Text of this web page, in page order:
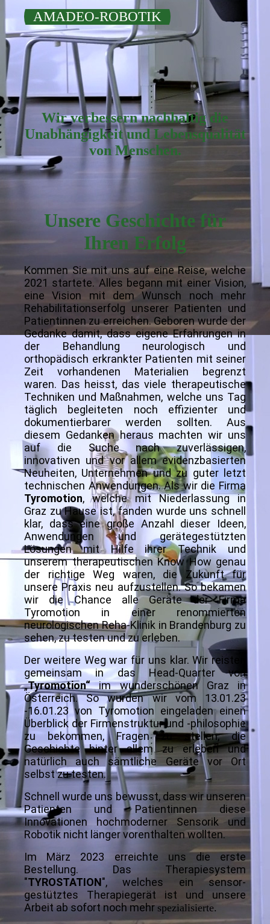
AMADEO-ROBOTIK
Wir verbessern nachhaltig die
Unabhängigkeit und Lebensqualität
von Menschen.
Unsere Geschichte für
Ihren Erfolg
Kommen Sie mit uns auf eine Reise, welche
2021 startete. Alles begann mit einer Vision,
eine Vision mit dem Wunsch noch mehr
Rehabilitationserfolg unserer Patienten und
Patientinnen zu erreichen. Geboren wurde der
Gedanke damit, dass eigene Erfahrungen in
der Behandlung neurologisch und
orthopädisch erkrankter Patienten mit seiner
Zeit vorhandenen Materialien begrenzt
waren. Das heisst, das viele therapeutische
Techniken und Maßnahmen, welche uns Tag
täglich begleiteten noch effizienter und
dokumentierbarer werden sollten. Aus
diesem Gedanken heraus machten wir uns
auf die Suche nach zuverlässigen,
innovativen und vor allem evidenzbasierten
Neuheiten, Unternehmen und zu guter letzt
technischen Anwendungen. Als wir die Firma
Tyromotion, welche mit Niederlassung in
Graz zu Hause ist, fanden wurde uns schnell
klar, dass eine große Anzahl dieser Ideen,
Anwendungen und gerätegestützten
Lösungen mit Hilfe ihrer Technik und
unserem therapeutischen Know How genau
der richtige Weg waren, die Zukunft für
unsere Praxis neu aufzustellen. So bekamen
wir die Chance alle Geräte der Firma
Tyromotion in einer renommierten
neurologischen Reha-Klinik in Brandenburg zu
sehen, zu testen und zu erleben.
Der weitere Weg war für uns klar. Wir reisten
gemeinsam in das Head-Quarter von
„Tyromotion“im wunderschönen Graz in
Österreich. So wurden wir vom 13.01.23
-16.01.23 von Tyromotion eingeladen einen
Überblick der Firmenstruktur und -philosophie
zu bekommen, Fragen zu stellen, die
Geschichte hinter allem zu erleben und
natürlich auch sämtliche Geräte vor Ort
selbst zu testen.
Schnell wurde uns bewusst, dass wir unseren
Patienten und Patientinnen diese
Innovationen hochmoderner Sensorik und
Robotik nicht länger vorenthalten wollten.
Im März 2023 erreichte uns die erste
Bestellung. Das Therapiesystem
"TYROSTATION", welches ein sensor-
gestütztes Therapiegerät ist und unsere
Arbeit ab sofort noch mehrspezialisierte.